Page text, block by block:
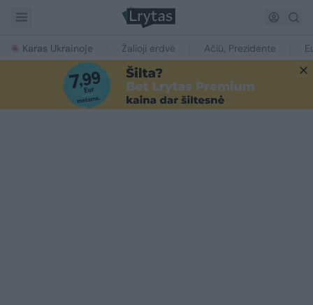
Karas Ukrainoje Žalioji erdvė Ačiū, Prezidente